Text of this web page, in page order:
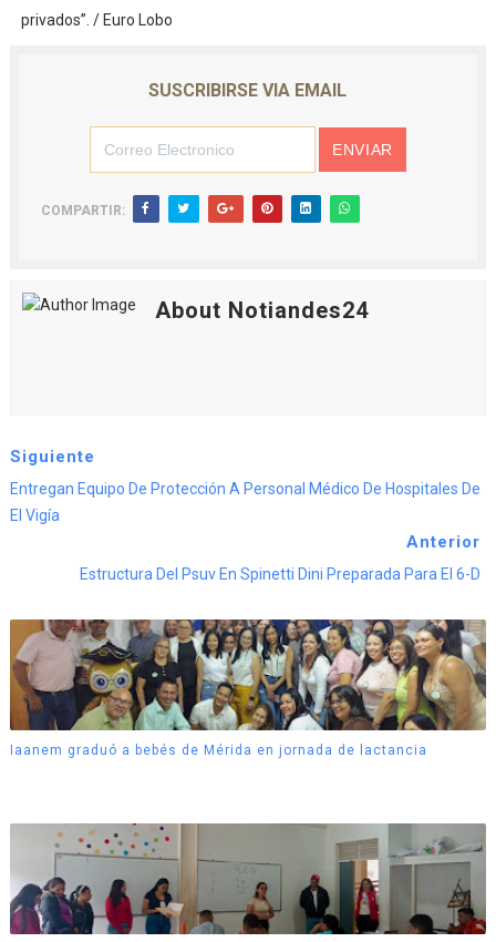
privados”. / Euro Lobo
SUSCRIBIRSE VIA EMAIL
COMPARTIR:
About Notiandes24
Siguiente
Entregan Equipo De Protección A Personal Médico De Hospitales De
El Vigía
Anterior
Estructura Del Psuv En Spinetti Dini Preparada Para El 6-D
Iaanem graduó a bebés de Mérida en jornada de lactancia